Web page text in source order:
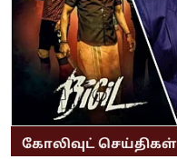
கோலிவுட் செய்திகள்